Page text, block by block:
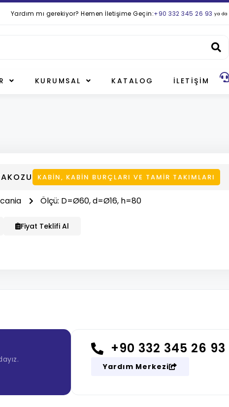
Yardım mı gerekiyor? Hemen İletişime Geçin:+90 332 345 26 93 ya da
KURUMSAL KATALOG İLETIŞIM
KABIN, KABIN BURÇLARI VE TAMIR TAKIMLARI
Ölçü: D=Ø60, d=Ø16, h=80
Fiyat Teklifi Al
+90 332 345 26 93
Yardım Merkezi